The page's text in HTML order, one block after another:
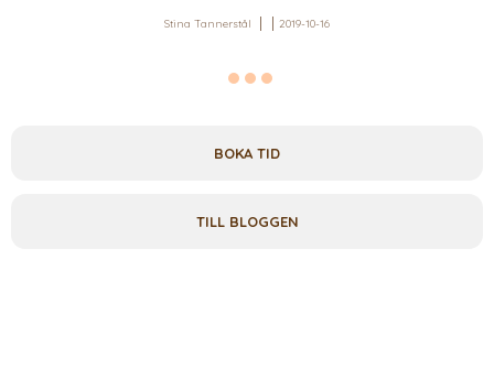
Stina Tannerstål 2019-10-16
BOKA TID
TILL BLOGGEN